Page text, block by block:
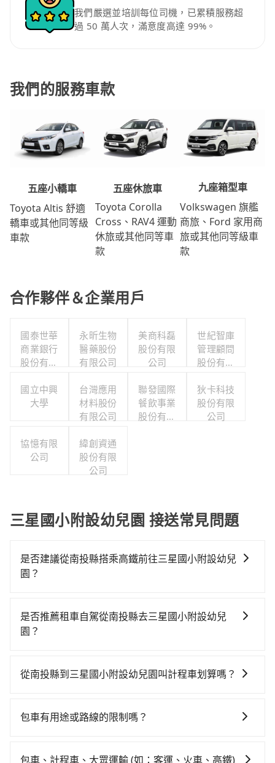
我們嚴選並培訓每位司機，已累積服務超
過 50 萬人次，滿意度高達 99%。
我們的服務車款
五座小轎車
Toyota Altis 舒適
轎車或其他同等級
車款
五座休旅車
Toyota Corolla
Cross、RAV4 運動
休旅或其他同等車
款
九座箱型車
Volkswagen 旗艦
商旅、Ford 家用商
旅或其他同等級車
款
合作夥伴＆企業用戶
國泰世華
商業銀行
股份有限
永昕生物
醫藥股份
有限公司
美商科磊
股份有限
公司
世紀智庫
管理顧問
股份有限
國立中興
大學
台灣應用
材料股份
有限公司
聯發國際
餐飲事業
股份有限
狄卡科技
股份有限
公司
協憶有限
公司
緯創資通
股份有限
公司
三星國小附設幼兒園 接送常見問題
是否建議從南投縣搭乘高鐵前往三星國小附設幼兒
園？
貴、費時，且難叫計程車前往高鐵站！從最早06:05一直
到23:03，台中-南港一天最多有103班次高鐵可搭乘。假
行進站、現場購票並於月台排隊的時間約20分鐘，再乘
排班的計程車，搭上小黃後約花85分鐘、車費2,100元
是否推薦租車自駕從南投縣去三星國小附設幼兒
園？
在車上休息，那在南投縣埔里鎮有約5間租車車行，比方
Nissan Tiida，一天租金約$1,500，九人座如Hyundai
約40元）、保險費、罰單另計多數租車合約上都會載明
從南投縣到三星國小附設幼兒園叫計程車划算嗎？
灣大車隊和Yoxi，如果在路邊攔不到車，也可考慮打電
格約為7,525~9,000元間，但如改預約tripool可省高達
包車有用途或路線的限制嗎？
何地方，只要是長途交通且途中遵守台灣法律，無論是
包車、計程車、大眾運輸 (如：客運、火車、高鐵)